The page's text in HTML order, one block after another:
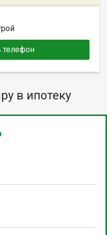
телефон
в ипотеку